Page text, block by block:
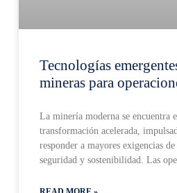
Tecnologías
mineras para
La minería moderna se encuentra
transformación acelerada,
responder a mayores exigencias
seguridad y sostenibilidad. Las